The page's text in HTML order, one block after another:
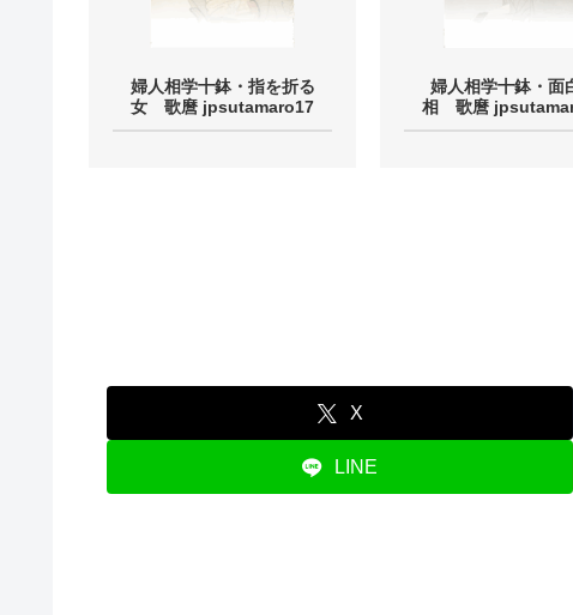
婦人相学十鉢・指を折る
女 歌麿 jpsutamaro17
婦人相学十鉢・面
相 歌麿
X
LINE